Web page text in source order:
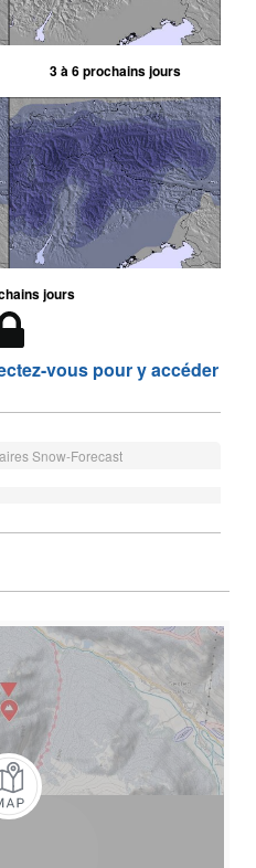
3 à 6 prochains jours
jours
vous pour y accéder
Snow-Forecast